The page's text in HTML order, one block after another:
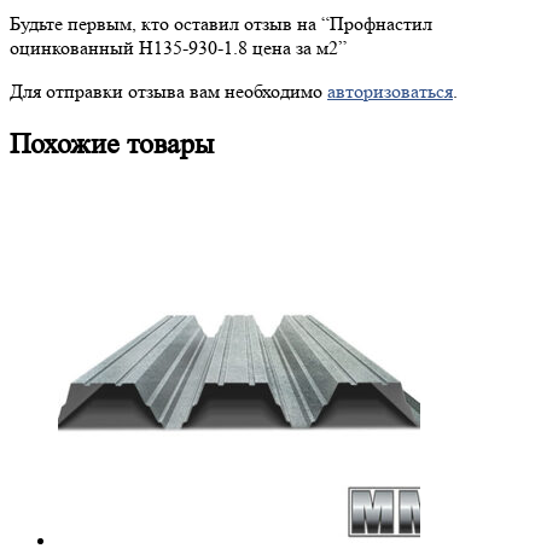
Будьте первым, кто оставил отзыв на “Профнастил
оцинкованный Н135-930-1.8 цена за м2”
Для отправки отзыва вам необходимо авторизоваться
Похожие товары